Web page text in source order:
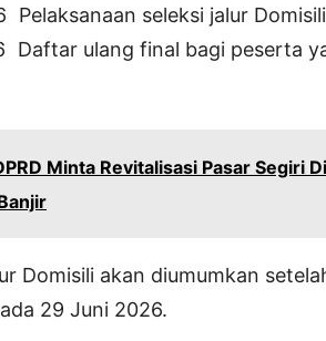
Pelaksanaan seleksi jalur
Daftar ulang final bagi peserta
Minta Revitalisasi Pasar Segiri
Domisili akan diumumkan
29 Juni 2026.